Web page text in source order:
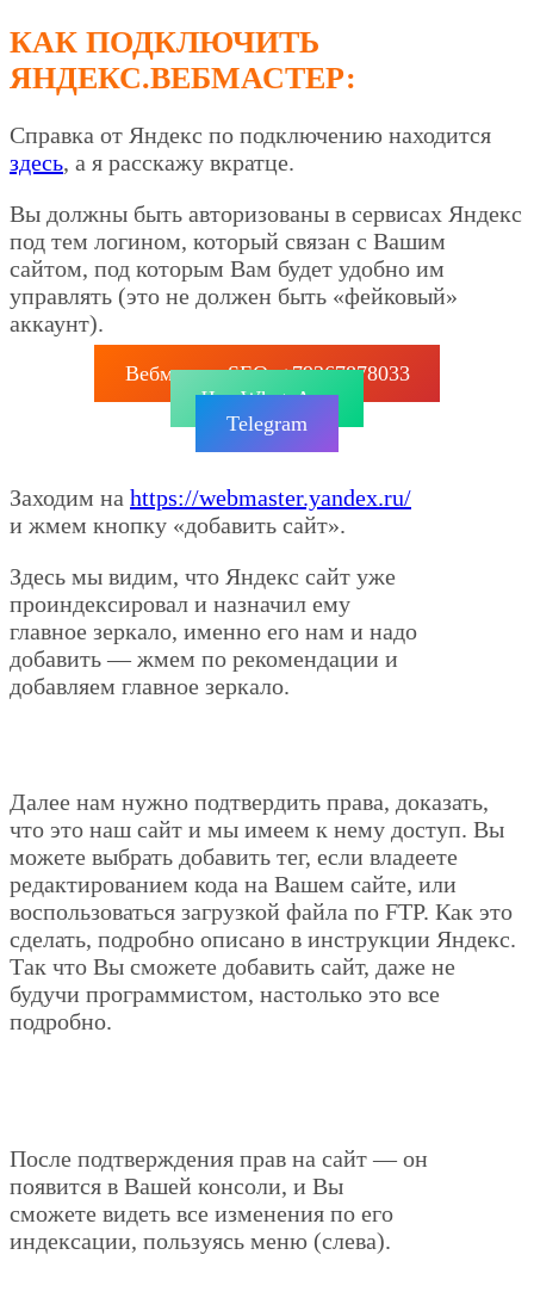
КАК ПОДКЛЮЧИТЬ
ЯНДЕКС.ВЕБМАСТЕР:
Справка от Яндекс по подключению находится
здесь, а я расскажу вкратце.
Вы должны быть авторизованы в сервисах Яндекс
под тем логином, который связан с Вашим
сайтом, под которым Вам будет удобно им
управлять (это не должен быть «фейковый»
аккаунт).
Вебмастер SEO: +79267878033
Чат WhatsApp
Telegram
Заходим на https://webmaster.yandex.ru/
и жмем кнопку «добавить сайт».
Здесь мы видим, что Яндекс сайт уже
проиндексировал и назначил ему
главное зеркало, именно его нам и надо
добавить — жмем по рекомендации и
добавляем главное зеркало.
Далее нам нужно подтвердить права, доказать,
что это наш сайт и мы имеем к нему доступ. Вы
можете выбрать добавить тег, если владеете
редактированием кода на Вашем сайте, или
воспользоваться загрузкой файла по FTP. Как это
сделать, подробно описано в инструкции Яндекс.
Так что Вы сможете добавить сайт, даже не
будучи программистом, настолько это все
подробно.
После подтверждения прав на сайт — он
появится в Вашей консоли, и Вы
сможете видеть все изменения по его
индексации, пользуясь меню (слева).